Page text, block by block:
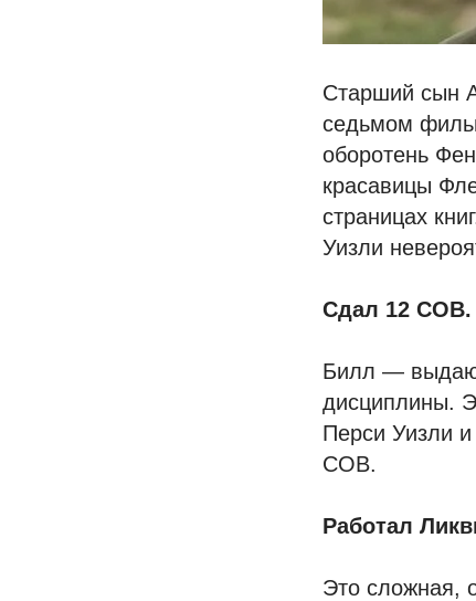
Старший сын
седьмом
оборотень
красавицы
страницах
Уизли
Сдал 12 СОВ.
Билл —
дисциплины.
Перси Уизли
СОВ.
Работал
Это сложная,